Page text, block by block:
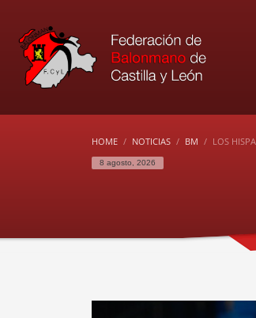
HOME NOTICIAS BM LOS
8 agosto, 2026